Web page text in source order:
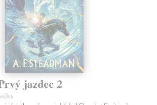
jazdec 2